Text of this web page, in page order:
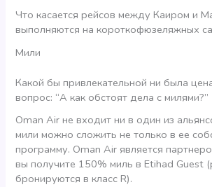
Что касается рейсов между Каиром и
выполняются на короткофюзеляжных
Мили
Какой бы привлекательной ни была
вопрос: “А как обстоят дела с милями?”
Oman Air не входит ни в один из
мили можно сложить не только в ее
программу. Oman Air является
вы получите 150% миль в Etihad Guest
бронируются в класс R).